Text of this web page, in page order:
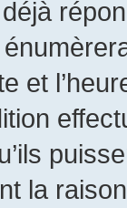
déjà
et
la